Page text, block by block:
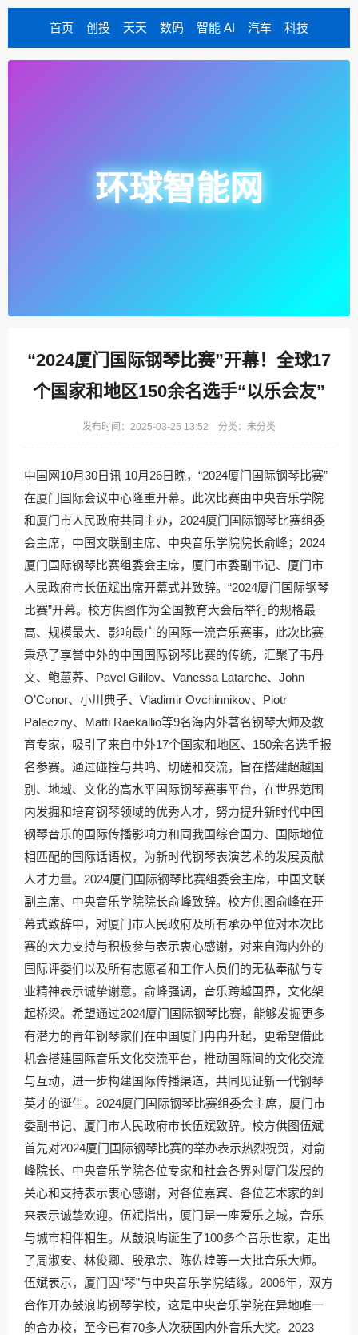
首页 创投 天天 数码 智能 AI 汽车 科技
环球智能网
“2024厦门国际钢琴比赛”开幕！全球17
个国家和地区150余名选手“以乐会友”
发布时间：2025-03-25 13:52 分类：未分类
中国网10月30日讯 10月26日晚，“2024厦门国际钢琴比赛”
在厦门国际会议中心隆重开幕。此次比赛由中央音乐学院
和厦门市人民政府共同主办，2024厦门国际钢琴比赛组委
会主席，中国文联副主席、中央音乐学院院长俞峰；2024
厦门国际钢琴比赛组委会主席，厦门市委副书记、厦门市
人民政府市长伍斌出席开幕式并致辞。“2024厦门国际钢琴
比赛”开幕。校方供图作为全国教育大会后举行的规格最
高、规模最大、影响最广的国际一流音乐赛事，此次比赛
秉承了享誉中外的中国国际钢琴比赛的传统，汇聚了韦丹
文、鲍蕙荞、Pavel Gililov、Vanessa Latarche、John
O’Conor、小川典子、Vladimir Ovchinnikov、Piotr
Paleczny、Matti Raekallio等9名海内外著名钢琴大师及教
育专家，吸引了来自中外17个国家和地区、150余名选手报
名参赛。通过碰撞与共鸣、切磋和交流，旨在搭建超越国
别、地域、文化的高水平国际钢琴赛事平台，在世界范围
内发掘和培育钢琴领域的优秀人才，努力提升新时代中国
钢琴音乐的国际传播影响力和同我国综合国力、国际地位
相匹配的国际话语权，为新时代钢琴表演艺术的发展贡献
人才力量。2024厦门国际钢琴比赛组委会主席，中国文联
副主席、中央音乐学院院长俞峰致辞。校方供图俞峰在开
幕式致辞中，对厦门市人民政府及所有承办单位对本次比
赛的大力支持与积极参与表示衷心感谢，对来自海内外的
国际评委们以及所有志愿者和工作人员们的无私奉献与专
业精神表示诚挚谢意。俞峰强调，音乐跨越国界，文化架
起桥梁。希望通过2024厦门国际钢琴比赛，能够发掘更多
有潜力的青年钢琴家们在中国厦门冉冉升起，更希望借此
机会搭建国际音乐文化交流平台，推动国际间的文化交流
与互动，进一步构建国际传播渠道，共同见证新一代钢琴
英才的诞生。2024厦门国际钢琴比赛组委会主席，厦门市
委副书记、厦门市人民政府市长伍斌致辞。校方供图伍斌
首先对2024厦门国际钢琴比赛的举办表示热烈祝贺，对俞
峰院长、中央音乐学院各位专家和社会各界对厦门发展的
关心和支持表示衷心感谢，对各位嘉宾、各位艺术家的到
来表示诚挚欢迎。伍斌指出，厦门是一座爱乐之城，音乐
与城市相伴相生。从鼓浪屿诞生了100多个音乐世家，走出
了周淑安、林俊卿、殷承宗、陈佐煌等一大批音乐大师。
伍斌表示，厦门因“琴”与中央音乐学院结缘。2006年，双方
合作开办鼓浪屿钢琴学校，这是中央音乐学院在异地唯一
的合办校，至今已有70多人次获国内外音乐大奖。2023